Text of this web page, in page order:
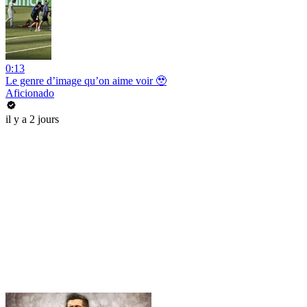
0:13
Le genre d’image qu’on aime voir 🥹
Aficionado
il y a 2 jours